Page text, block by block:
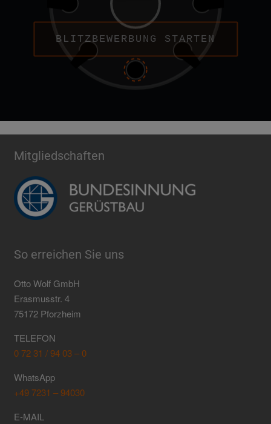
BLITZBEWERBUNG STARTEN
Mitgliedschaften
So erreichen Sie uns
Otto Wolf GmbH
Erasmusstr. 4
75172 Pforzheim
TELEFON
0 72 31 / 94 03 – 0
WhatsApp
+49 7231 – 94030
E-MAIL